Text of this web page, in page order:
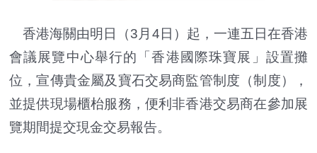
香港海關由明日（3月4日）起，一連五日在香港
會議展覽中心舉行的「香港國際珠寶展」設置攤
位，宣傳貴金屬及寶石交易商監管制度（制度），
並提供現場櫃枱服務，便利非香港交易商在參加展
覽期間提交現金交易報告。